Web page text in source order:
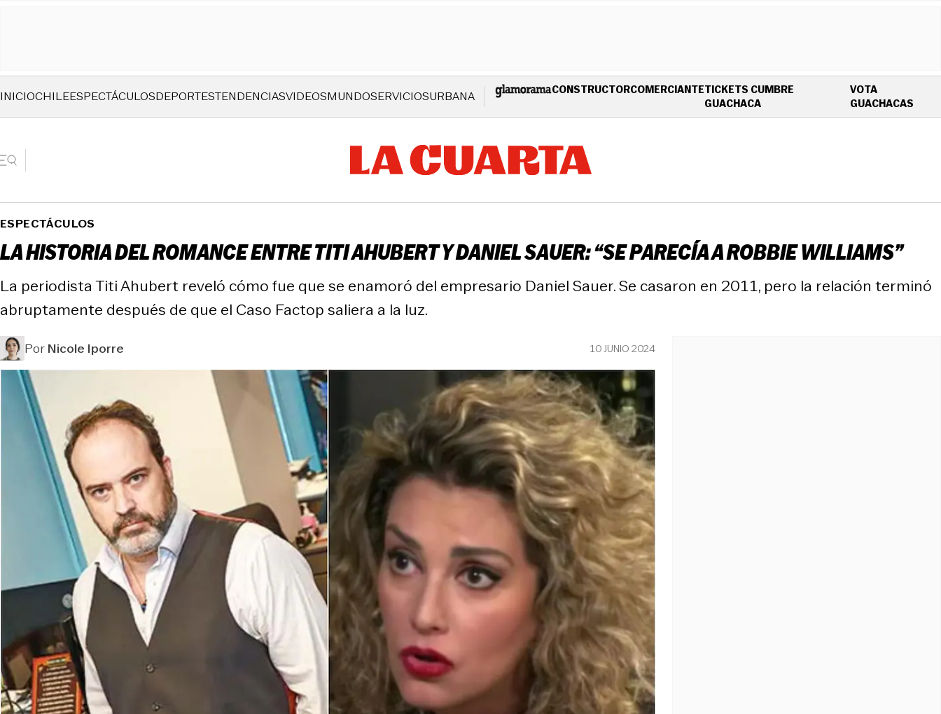
INICIOCHILEESPECTÁCULOSDEPORTESTENDENCIASVIDEOSMUNDOSERVICIOSURBANA CONSTRUCTORCOMERCIANTETICKETS CUMBRE
GUACHACAOPENS IN NEW WINDOW
VOTA
GUACHACAS
ESPECTÁCULOS
LA HISTORIA DEL ROMANCE ENTRE TITI AHUBERT Y DANIEL SAUER: “SE PARECÍA A ROBBIE WILLIAMS”
La periodista Titi Ahubert reveló cómo fue que se enamoró del empresario Daniel Sauer. Se casaron en 2011, pero la relación terminó
abruptamente después de que el Caso Factop saliera a la luz.
PorNicole Iporre 10 JUNIO 2024